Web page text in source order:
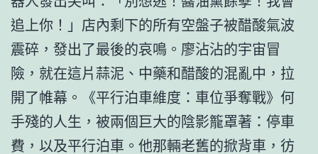
追上你！」店內剩下的所有空盤子被醋酸氣波
震碎，發出了最後的哀鳴。廖沾沾的宇宙冒
險，就在這片蒜泥、中藥和醋酸的混亂中，拉
開了帷幕。《平行泊車維度：車位爭奪戰》何
手殘的人生，被兩個巨大的陰影籠罩著：停車
費，以及平行泊車。他那輛老舊的掀背車，彷